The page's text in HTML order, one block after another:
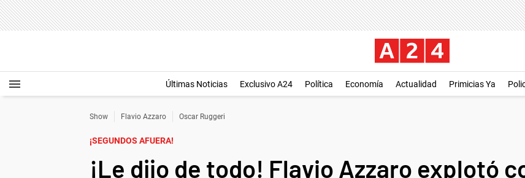
Últimas Noticias Exclusivo A24 Política Economía Actualidad Primicias Ya
Show Flavio Azzaro Oscar Ruggeri
¡SEGUNDOS AFUERA!
¡Le dijo de todo! Flavio Azzaro explotó